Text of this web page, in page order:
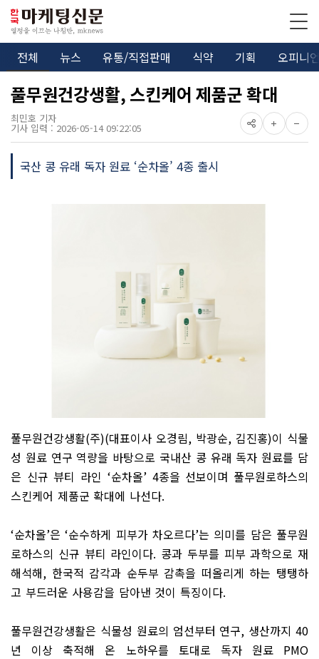
전체 뉴스 유통/직접판매 식약 기획 오피니
풀무원건강생활, 스킨케어 제품군 확대
최민호 기자
기사 입력 : 2026-05-14 09:22:05
국산 콩 유래 독자 원료 ‘순차올’ 4종 출시
풀무원건강생활(주)(대표이사 오경림, 박광순, 김진홍)이 식물
성 원료 연구 역량을 바탕으로 국내산 콩 유래 독자 원료를 담
은 신규 뷰티 라인 ‘순차올’ 4종을 선보이며 풀무원로하스의
스킨케어 제품군 확대에 나선다.
‘순차올’은‘순수하게 피부가 차오르다’는 의미를 담은 풀무원
로하스의 신규 뷰티 라인이다. 콩과 두부를 피부 과학으로 재
해석해, 한국적 감각과 순두부 감촉을 떠올리게 하는 탱탱하
고 부드러운 사용감을 담아낸 것이 특징이다.
풀무원건강생활은 식물성 원료의 엄선부터 연구, 생산까지40
년 이상 축적해 온 노하우를 토대로 독자 원료 PMO